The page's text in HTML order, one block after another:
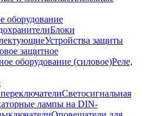
оборудование
Блоки
Устройства защиты
защитное
оборудование (силовое)Реле,
Светосигнальная
лампы на DIN-